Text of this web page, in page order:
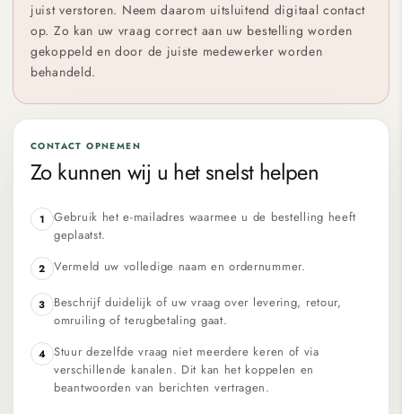
juist verstoren. Neem daarom uitsluitend digitaal contact
op. Zo kan uw vraag correct aan uw bestelling worden
gekoppeld en door de juiste medewerker worden
behandeld.
CONTACT OPNEMEN
Zo kunnen wij u het snelst helpen
1
Gebruik het e-mailadres waarmee u de bestelling heeft
geplaatst.
2 Vermeld uw volledige naam en ordernummer.
3
Beschrijf duidelijk of uw vraag over levering, retour,
omruiling of terugbetaling gaat.
4 Stuur dezelfde vraag niet meerdere keren of via
verschillende kanalen. Dit kan het koppelen en
beantwoorden van berichten vertragen.